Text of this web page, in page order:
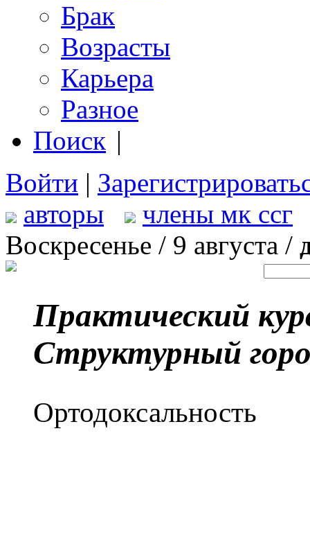
Брак
Возрасты
Карьера
Разное
Поиск |
Войти |
авторы
члены мк ссг
Воскресенье / 9 августа /
Практический
Структурный
Ортодоксальность